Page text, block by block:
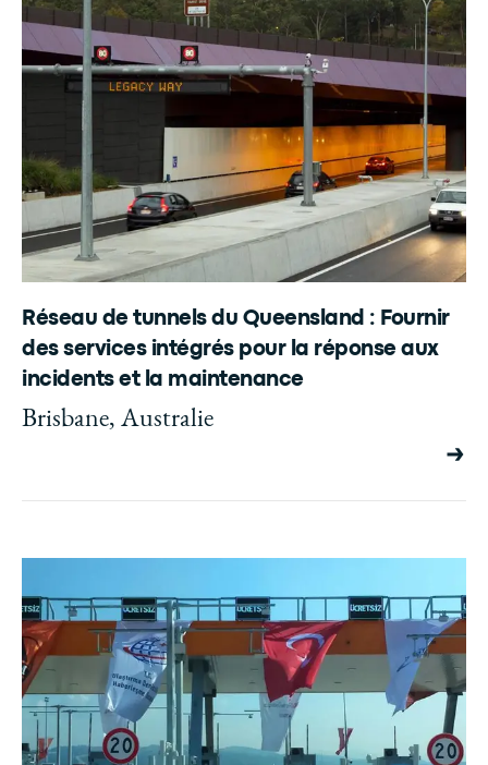
Réseau de tunnels du Queensland : Fournir
des services intégrés pour la réponse aux
incidents et la maintenance
Brisbane, Australie